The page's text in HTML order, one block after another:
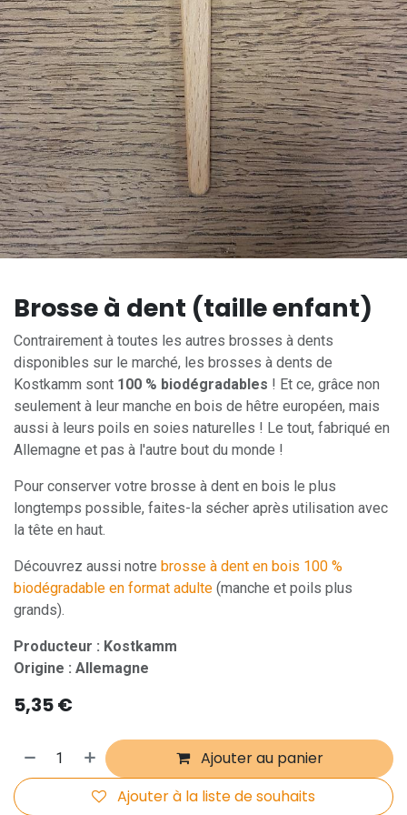
Brosse à dent (taille enfant)
Contrairement à toutes les autres brosses à dents
disponibles sur le marché, les brosses à dents de
Kostkamm sont 100 % biodégradables ! Et ce, grâce non
seulement à leur manche en bois de hêtre européen, mais
aussi à leurs poils en soies naturelles ! Le tout, fabriqué en
Allemagne et pas à l'autre bout du monde !
Pour conserver votre brosse à dent en bois le plus
longtemps possible, faites-la sécher après utilisation avec
la tête en haut.
Découvrez aussi notre brosse à dent en bois 100 %
biodégradable en format adulte (manche et poils plus
grands).
Producteur : Kostkamm
Origine : Allemagne
5,35€
Ajouter au panier
Ajouter à la liste de souhaits